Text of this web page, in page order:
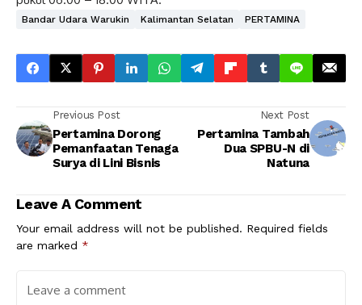
Bandar Udara Warukin Kalimantan Selatan PERTAMINA
Previous Post
Pertamina Dorong
Pemanfaatan Tenaga
Surya di Lini Bisnis
Next Post
Pertamina Tambah
Dua SPBU-N di
Natuna
Leave A Comment
Your email address will not be published. Required fields
are marked *